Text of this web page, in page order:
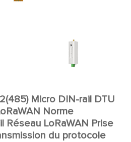
Micro DIN-rail DTU
Norme
Réseau LoRaWAN Prise
du protocole